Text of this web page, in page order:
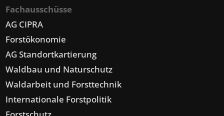
Fachausschüsse
AG CIPRA
Forstökonomie
AG Standortkartierung
Waldbau und Naturschutz
Waldarbeit und Forsttechnik
Internationale Forstpolitik